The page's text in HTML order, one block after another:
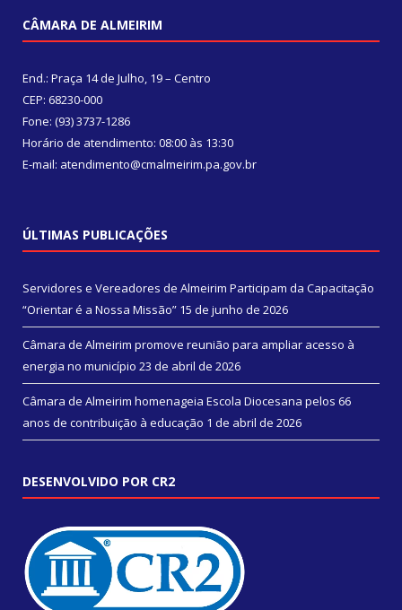
CÂMARA DE ALMEIRIM
End.: Praça 14 de Julho, 19 – Centro
CEP: 68230-000
Fone: (93) 3737-1286
Horário de atendimento: 08:00 às 13:30
E-mail: atendimento@cmalmeirim.pa.gov.br
ÚLTIMAS PUBLICAÇÕES
Servidores e Vereadores de Almeirim Participam da Capacitação
“Orientar é a Nossa Missão” 15 de junho de 2026
Câmara de Almeirim promove reunião para ampliar acesso à
energia no município 23 de abril de 2026
Câmara de Almeirim homenageia Escola Diocesana pelos 66
anos de contribuição à educação 1 de abril de 2026
DESENVOLVIDO POR CR2